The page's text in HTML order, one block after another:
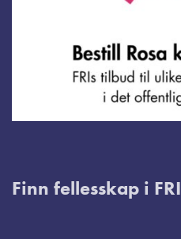
Finn fellesskap i FRI